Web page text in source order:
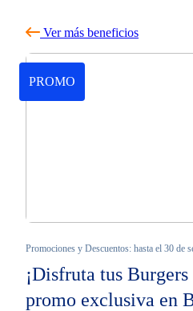
Ver más beneficios
PROMO
Promociones y Descuentos: hasta el 30 de
¡Disfruta tus
promo exclusiva en